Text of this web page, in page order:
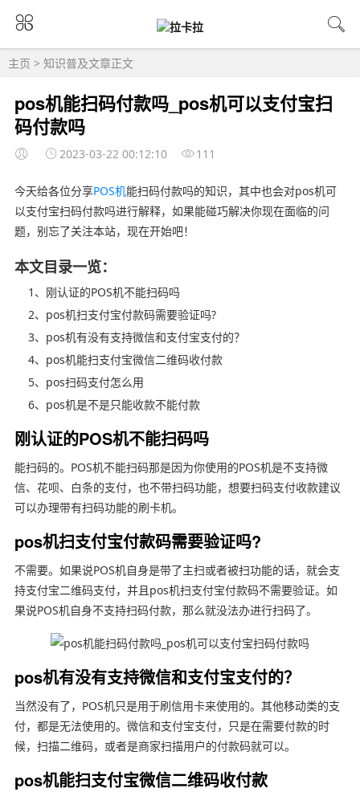
主页 > 知识普及文章正文
pos机能扫码付款吗_pos机可以支付宝扫
码付款吗
2023-03-22 00:12:10 111
今天给各位分享POS机能扫码付款吗的知识，其中也会对pos机可
以支付宝扫码付款吗进行解释，如果能碰巧解决你现在面临的问
题，别忘了关注本站，现在开始吧！
本文目录一览：
1、刚认证的POS机不能扫码吗
2、pos机扫支付宝付款码需要验证吗?
3、pos机有没有支持微信和支付宝支付的？
4、pos机能扫支付宝微信二维码收付款
5、pos扫码支付怎么用
6、pos机是不是只能收款不能付款
刚认证的POS机不能扫码吗
能扫码的。POS机不能扫码那是因为你使用的POS机是不支持微
信、花呗、白条的支付，也不带扫码功能，想要扫码支付收款建议
可以办理带有扫码功能的刷卡机。
pos机扫支付宝付款码需要验证吗?
不需要。如果说POS机自身是带了主扫或者被扫功能的话，就会支
持支付宝二维码支付，并且pos机扫支付宝付款码不需要验证。如
果说POS机自身不支持扫码付款，那么就没法办进行扫码了。
pos机有没有支持微信和支付宝支付的？
当然没有了，POS机只是用于刷信用卡来使用的。其他移动类的支
付，都是无法使用的。微信和支付宝支付，只是在需要付款的时
候，扫描二维码，或者是商家扫描用户的付款码就可以。
pos机能扫支付宝微信二维码收付款